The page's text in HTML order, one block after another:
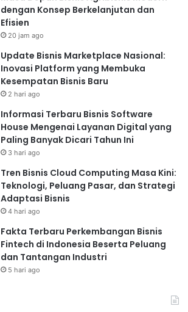
dengan Konsep Berkelanjutan dan
Efisien
20 jam ago
Update Bisnis Marketplace Nasional:
Inovasi Platform yang Membuka
Kesempatan Bisnis Baru
2 hari ago
Informasi Terbaru Bisnis Software
House Mengenai Layanan Digital yang
Paling Banyak Dicari Tahun Ini
3 hari ago
Tren Bisnis Cloud Computing Masa Kini:
Teknologi, Peluang Pasar, dan Strategi
Adaptasi Bisnis
4 hari ago
Fakta Terbaru Perkembangan Bisnis
Fintech di Indonesia Beserta Peluang
dan Tantangan Industri
5 hari ago